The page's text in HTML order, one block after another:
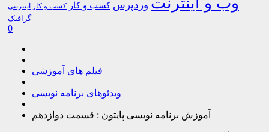
وردپرس کسب و کار کسب و کار اینترنتی
گرافیک
0
فیلم های آموزشی
ویدئوهای برنامه نویسی
آموزش برنامه نویسی پایتون : قسمت دوازدهم